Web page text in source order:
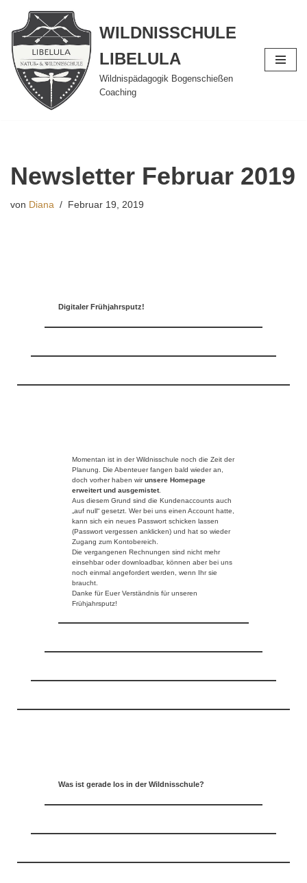
Zum
Inhalt
springen
WILDNISSCHULE
LIBELULA
Wildnispädagogik Bogenschießen
Coaching
Newsletter Februar 2019
von Diana Februar 19, 2019
Digitaler Frühjahrsputz!
Momentan ist in der Wildnisschule noch die Zeit der
Planung. Die Abenteuer fangen bald wieder an,
doch vorher haben wirunsere Homepage
erweitert und ausgemistet.
Aus diesem Grund sind die Kundenaccounts auch
„auf null“ gesetzt. Wer bei uns einen Account hatte,
kann sich ein neues Passwort schicken lassen
(Passwort vergessen anklicken) und hat so wieder
Zugang zum Kontobereich.
Die vergangenen Rechnungen sind nicht mehr
einsehbar oder downloadbar, können aber bei uns
noch einmal angefordert werden, wenn Ihr sie
braucht.
Danke für Euer Verständnis für unseren
Frühjahrsputz!
Was ist gerade los in der Wildnisschule?